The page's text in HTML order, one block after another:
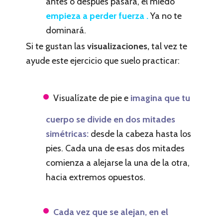
empieza a perder fuerza .Ya no te
dominará.
Si te gustan lasvisualizaciones,tal vez te
ayude este ejercicio que suelo practicar:
Visualízate de pie e imagina que tu
cuerpo se divide en dos mitades
simétricas: desde la cabeza hasta los
pies. Cada una de esas dos mitades
comienza a alejarse la una de la otra,
hacia extremos opuestos.
Cada vez que se alejan, en el